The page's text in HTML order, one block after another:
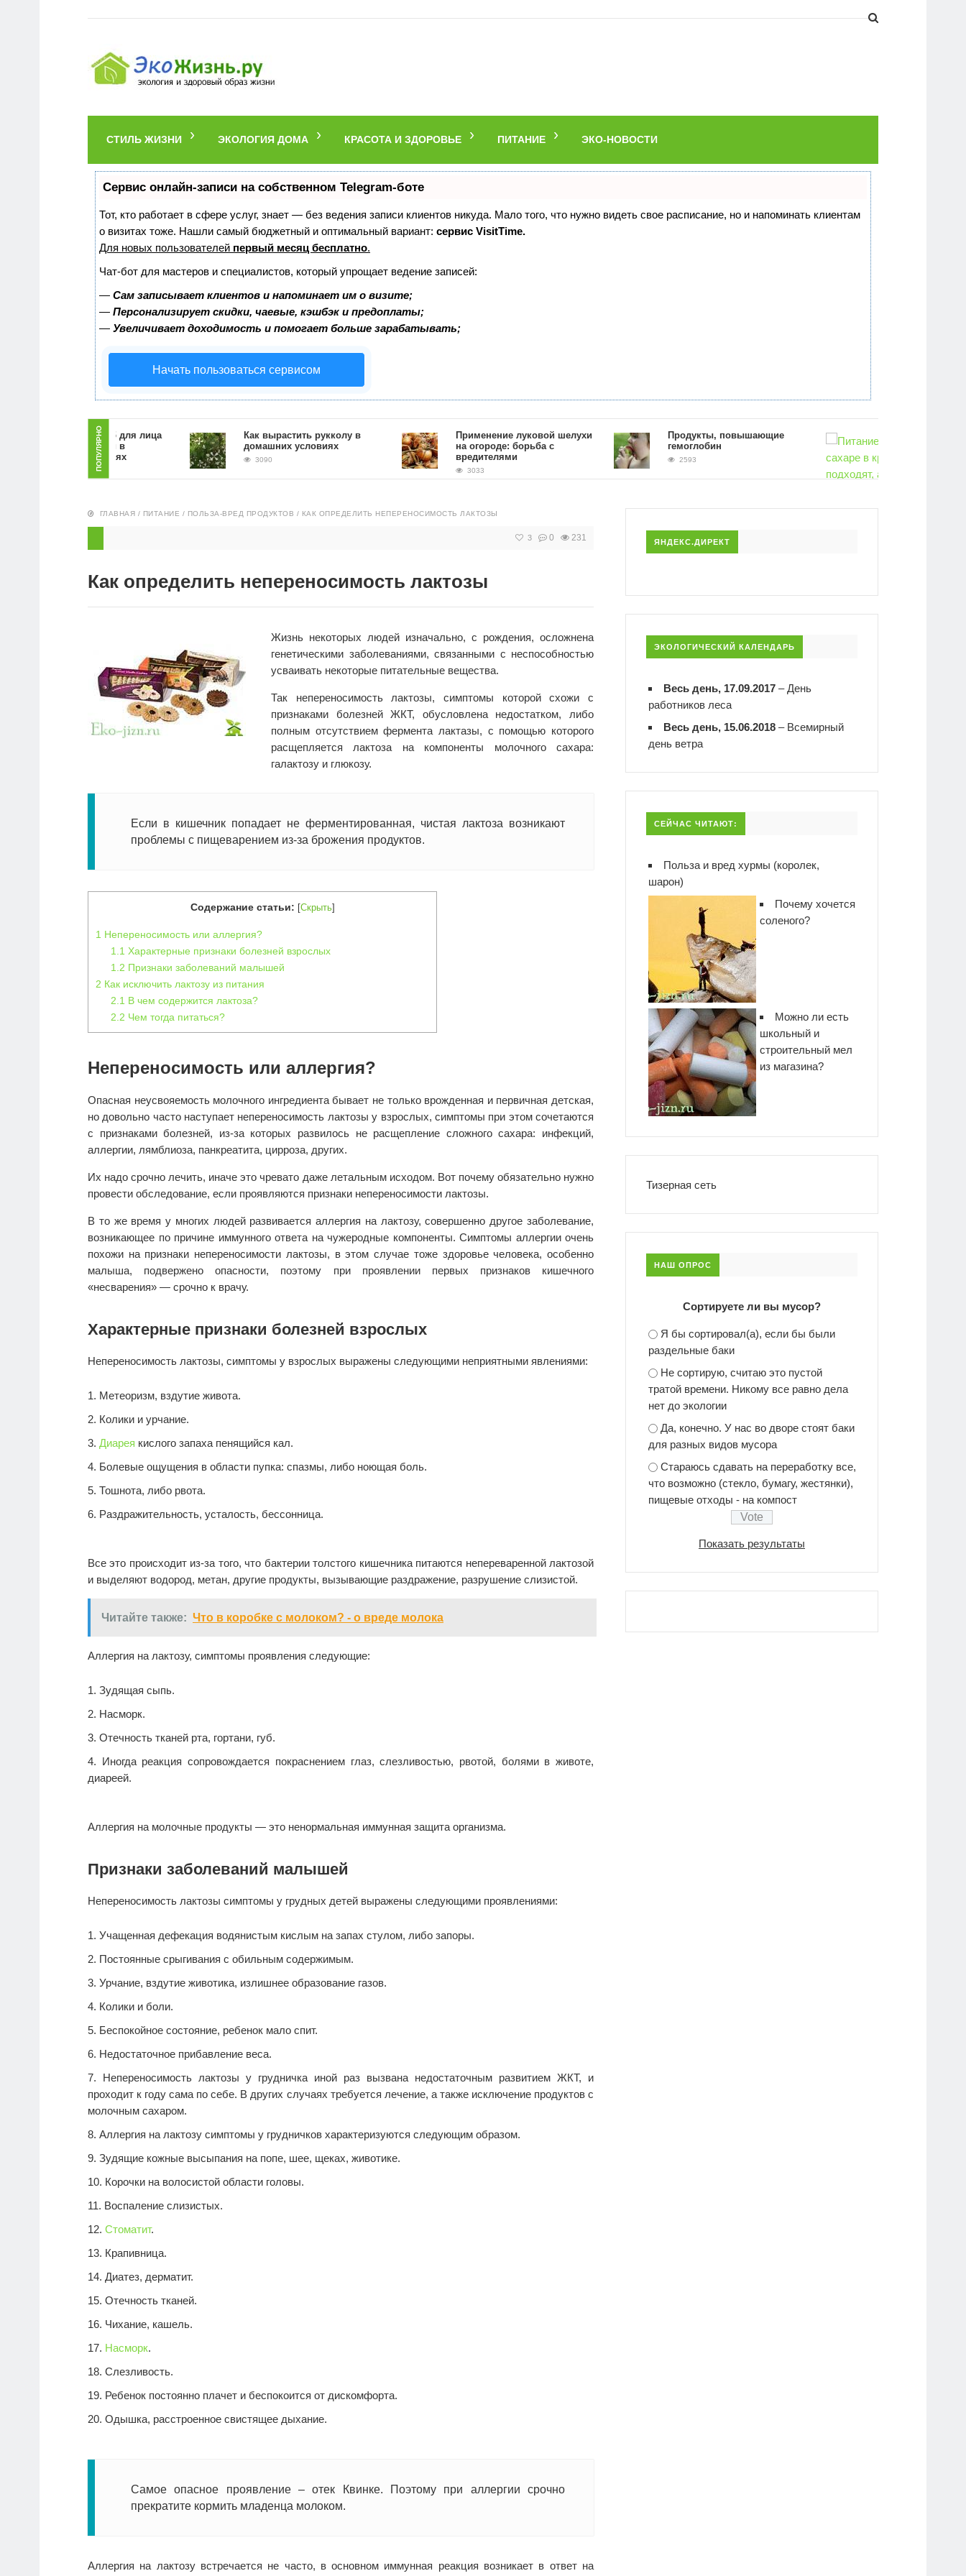
СТИЛЬ ЖИЗНИ ЭКОЛОГИЯ ДОМА КРАСОТА И ЗДОРОВЬЕ ПИТАНИЕ ЭКО-НОВОСТИ
Сервис онлайн-записи на собственном Telegram-боте
Тот, кто работает в сфере услуг, знает — без ведения записи клиентов никуда. Мало того, что нужно видеть свое расписание, но и напоминать клиентам
о визитах тоже. Нашли самый бюджетный и оптимальный вариант: сервис VisitTime.
Для новых пользователей первый месяц бесплатно.
Чат-бот для мастеров и специалистов, который упрощает ведение записей:
— Сам записывает клиентов и напоминает им о визите;
— Персонализирует скидки, чаевые, кэшбэк и предоплаты;
— Увеличивает доходимость и помогает больше зарабатывать;
Начать пользоваться сервисом
ПОПУЛЯРНО
Как сделать скраб для лица
из кофейной гущи в
домашних условиях
Как вырастить рукколу в
домашних условиях
3090
Применение луковой шелухи
на огороде: борьба с
вредителями
3033
Продукты, повышающие
гемоглобин
2593
ГЛАВНАЯ / ПИТАНИЕ / ПОЛЬЗА-ВРЕД ПРОДУКТОВ / КАК ОПРЕДЕЛИТЬ НЕПЕРЕНОСИМОСТЬ ЛАКТОЗЫ
3 0 231
Как определить непереносимость лактозы
Жизнь некоторых людей изначально, с рождения, осложнена
генетическими заболеваниями, связанными с неспособностью
усваивать некоторые питательные вещества.
Так непереносимость лактозы, симптомы которой схожи с
признаками болезней ЖКТ, обусловлена недостатком, либо
полным отсутствием фермента лактазы, с помощью которого
расщепляется лактоза на компоненты молочного сахара:
галактозу и глюкозу.
Если в кишечник попадает не ферментированная, чистая лактоза возникают
проблемы с пищеварением из-за брожения продуктов.
Содержание статьи: [Скрыть]
1 Непереносимость или аллергия?
1.1 Характерные признаки болезней взрослых
1.2 Признаки заболеваний малышей
2 Как исключить лактозу из питания
2.1 В чем содержится лактоза?
2.2 Чем тогда питаться?
Непереносимость или аллергия?
Опасная неусвояемость молочного ингредиента бывает не только врожденная и первичная детская,
но довольно часто наступает непереносимость лактозы у взрослых, симптомы при этом сочетаются
с признаками болезней, из-за которых развилось не расщепление сложного сахара: инфекций,
аллергии, лямблиоза, панкреатита, цирроза, других.
Их надо срочно лечить, иначе это чревато даже летальным исходом. Вот почему обязательно нужно
провести обследование, если проявляются признаки непереносимости лактозы.
В то же время у многих людей развивается аллергия на лактозу, совершенно другое заболевание,
возникающее по причине иммунного ответа на чужеродные компоненты. Симптомы аллергии очень
похожи на признаки непереносимости лактозы, в этом случае тоже здоровье человека, особенно
малыша, подвержено опасности, поэтому при проявлении первых признаков кишечного
«несварения» — срочно к врачу.
Характерные признаки болезней взрослых
Непереносимость лактозы, симптомы у взрослых выражены следующими неприятными явлениями:
Метеоризм, вздутие живота.
Колики и урчание.
Диарея кислого запаха пенящийся кал.
Болевые ощущения в области пупка: спазмы, либо ноющая боль.
Тошнота, либо рвота.
Раздражительность, усталость, бессонница.
Все это происходит из-за того, что бактерии толстого кишечника питаются непереваренной лактозой
и выделяют водород, метан, другие продукты, вызывающие раздражение, разрушение слизистой.
Читайте также: Что в коробке с молоком? - о вреде молока
Аллергия на лактозу, симптомы проявления следующие:
Зудящая сыпь.
Насморк.
Отечность тканей рта, гортани, губ.
Иногда реакция сопровождается покраснением глаз, слезливостью, рвотой, болями в животе,
диареей.
Аллергия на молочные продукты — это ненормальная иммунная защита организма.
Признаки заболеваний малышей
Непереносимость лактозы симптомы у грудных детей выражены следующими проявлениями:
Учащенная дефекация водянистым кислым на запах стулом, либо запоры.
Постоянные срыгивания с обильным содержимым.
Урчание, вздутие животика, излишнее образование газов.
Колики и боли.
Беспокойное состояние, ребенок мало спит.
Недостаточное прибавление веса.
Непереносимость лактозы у грудничка иной раз вызвана недостаточным развитием ЖКТ, и
проходит к году сама по себе. В других случаях требуется лечение, а также исключение продуктов с
молочным сахаром.
Аллергия на лактозу симптомы у грудничков характеризуются следующим образом.
Зудящие кожные высыпания на попе, шее, щеках, животике.
Корочки на волосистой области головы.
Воспаление слизистых.
Стоматит.
Крапивница.
Диатез, дерматит.
Отечность тканей.
Чихание, кашель.
Насморк.
Слезливость.
Ребенок постоянно плачет и беспокоится от дискомфорта.
Одышка, расстроенное свистящее дыхание.
Самое опасное проявление – отек Квинке. Поэтому при аллергии срочно
прекратите кормить младенца молоком.
Аллергия на лактозу встречается не часто, в основном иммунная реакция возникает в ответ на
ЯНДЕКС.ДИРЕКТ
ЭКОЛОГИЧЕСКИЙ КАЛЕНДАРЬ
Весь день, 17.09.2017 –День
работников леса
Весь день, 15.06.2018 – Всемирный
день ветра
СЕЙЧАС ЧИТАЮТ:
Польза и вред хурмы (королек,
шарон)
Почему хочется
соленого?
Можно ли есть
школьный и
строительный мел
из магазина?
Тизерная сеть
НАШ ОПРОС
Сортируете ли вы мусор?
Я бы сортировал(а), если бы были
раздельные баки
Не сортирую, считаю это пустой
тратой времени. Никому все равно дела
нет до экологии
Да, конечно. У нас во дворе стоят баки
для разных видов мусора
Стараюсь сдавать на переработку все,
что возможно (стекло, бумагу, жестянки),
пищевые отходы - на компост
Показать результаты